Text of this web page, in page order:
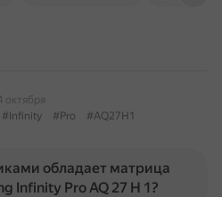
октября
#Infinity #Pro
#AQ27H1
обладает матрица
Infinity Pro AQ 27 H 1?